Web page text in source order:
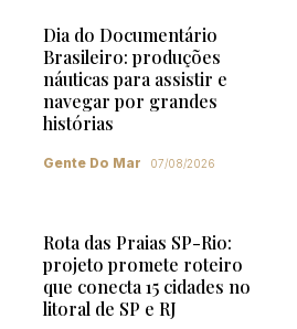
Dia do Documentário
Brasileiro: produções
náuticas para assistir e
navegar por grandes
histórias
Gente Do Mar 07/08/2026
Rota das Praias SP-Rio:
projeto promete roteiro
que conecta 15 cidades no
litoral de SP e RJ